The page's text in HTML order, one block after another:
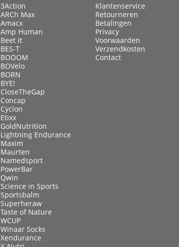
3Action
ARCh Max
Amacx
Amp Human
Beet it
BES-T
BOOOM
BOVelo
BORN
BYE!
CloseTheGap
Concap
Cyclon
Etixx
GoldNutrition
Lightning Endurance
Maxim
Maurten
Namedsport
PowerBar
Qwin
Science in Sports
Sportsbalm
Superheraw
Taste of Nature
WCUP
Winaar Socks
Xendurance
Klantenservice
Retourneren
Betalingen
Privacy
Voorwaarden
Verzendkosten
Contact